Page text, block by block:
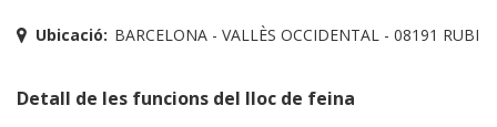
Ubicació: BARCELONA - VALLÈS OCCIDENTAL - 08191 RUBI
Detall de les funcions del lloc de feina